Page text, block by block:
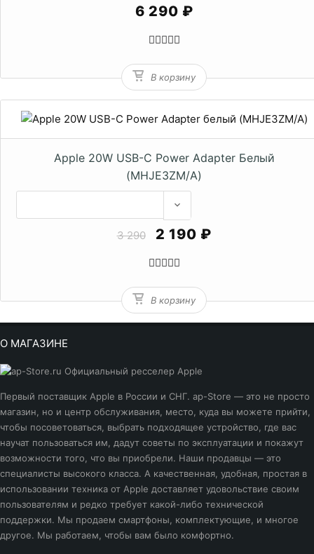
6 290 ₽
В корзину
Apple 20W USB-C Power Adapter Белый
(MHJE3ZM/A)
3 290 2 190 ₽
В корзину
О МАГАЗИНЕ
Первый поставщик Apple в России и СНГ. ap-Store — это не просто
магазин, но и центр обслуживания, место, куда вы можете прийти,
чтобы посоветоваться, выбрать подходящее устройство, где вас
научат пользоваться им, дадут советы по эксплуатации и покажут
возможности того, что вы приобрели. Наши продавцы — это
специалисты высокого класса. А качественная, удобная, простая в
использовании техника от Apple доставляет удовольствие своим
пользователям и редко требует какой-либо технической
поддержки. Мы продаем смартфоны, комплектующие, и многое
другое. Мы работаем, чтобы вам было комфортно.